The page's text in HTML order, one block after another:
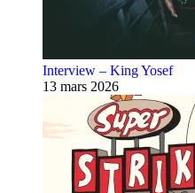
Interview – King Yosef
13 mars 2026